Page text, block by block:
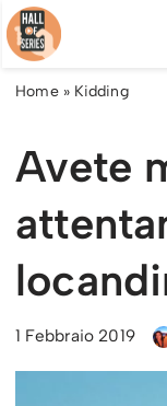
Vai
al
Home» Kidding
Avete
1 Febbraio 2019